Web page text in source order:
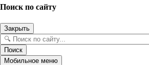
Поиск по сайту
Закрыть
Поиск
Мобильное меню